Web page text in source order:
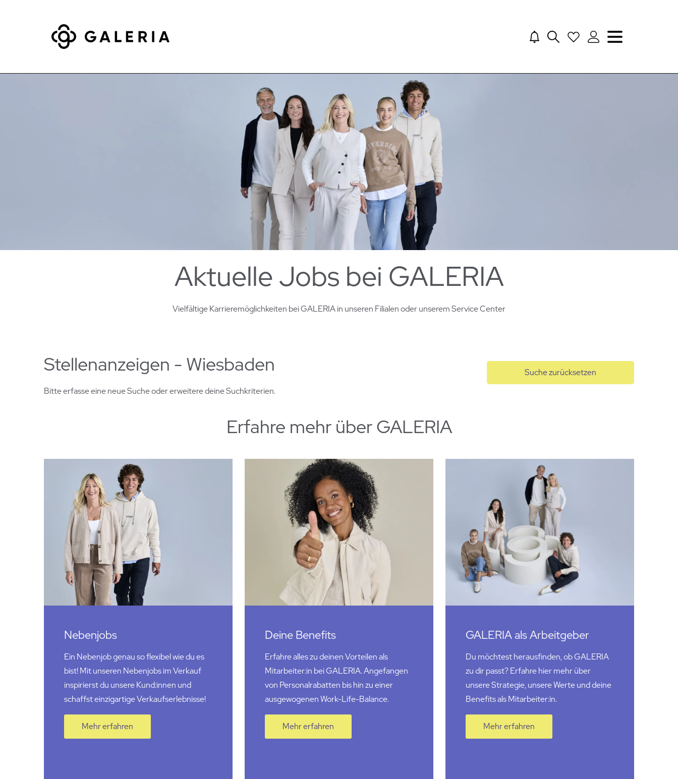
Navigation
Suche mithilfe von Suchwörtern
Aktuelle Jobs bei GALERIA
Vielfältige Karrieremöglichkeiten bei GALERIA in unseren Filialen oderunserem Service Center
Stellenanzeigen - Wiesbaden
Bitte erfasse eine neue Suche oder erweitere deine Suchkriterien.
Suche zurücksetzen
Erfahre mehr über GALERIA
Nebenjobs
Ein Nebenjob genau so flexibel wie du es
bist! Mit unseren Nebenjobs im Verkauf
inspirierst du unsereKund:innen und
schaffst einzigartige Verkaufserlebnisse!
Mehr erfahren
Deine Benefits
Erfahre alles zu deinen Vorteilen als
Mitarbeiter:in bei GALERIA. Angefangen
von Personalrabatten bis hin zu einer
ausgewogenen Work-Life-Balance.
Mehr erfahren
GALERIA als Arbeitgeber
Du möchtest herausfinden, ob GALERIA
zu dir passt? Erfahre hier mehr über
unsere Strategie, unsere Werte und deine
Benefits als Mitarbeiter:in.
Mehr erfahren